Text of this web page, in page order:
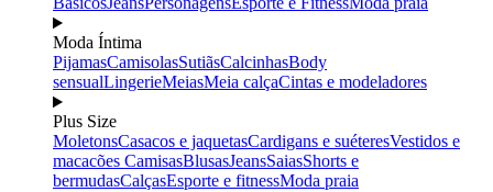
Moda Íntima
PijamasCamisolasSutiãsCalcinhasBody
sensualLingerieMeiasMeia calçaCintas e modeladores
Plus Size
MoletonsCasacos e jaquetasCardigans e suéteresVestidos e
macacões CamisasBlusasJeansSaiasShorts e
bermudasCalçasEsporte e fitnessModa praia